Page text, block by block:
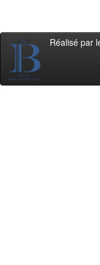
Réalisé par